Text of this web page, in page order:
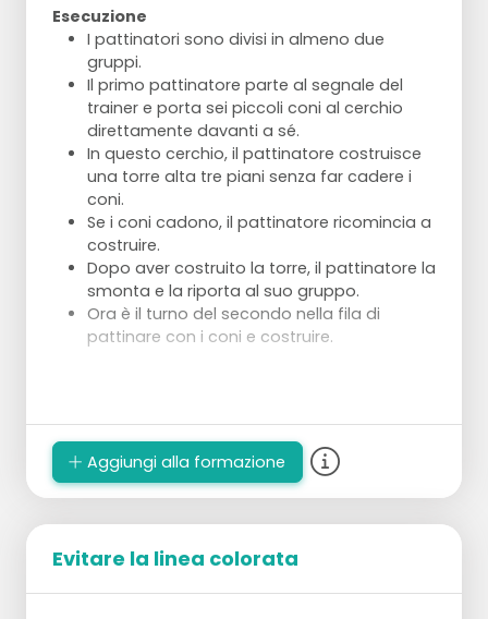
Esecuzione
I pattinatori sono divisi in almeno due
gruppi.
Il primo pattinatore parte al segnale del
trainer e porta sei piccoli coni al cerchio
direttamente davanti a sé.
In questo cerchio, il pattinatore costruisce
una torre alta tre piani senza far cadere i
coni.
Se i coni cadono, il pattinatore ricomincia a
costruire.
Dopo aver costruito la torre, il pattinatore la
smonta e la riporta al suo gruppo.
Ora è il turno del secondo nella fila di
pattinare con i coni e costruire.
Aggiungi alla formazione
Evitare la linea colorata